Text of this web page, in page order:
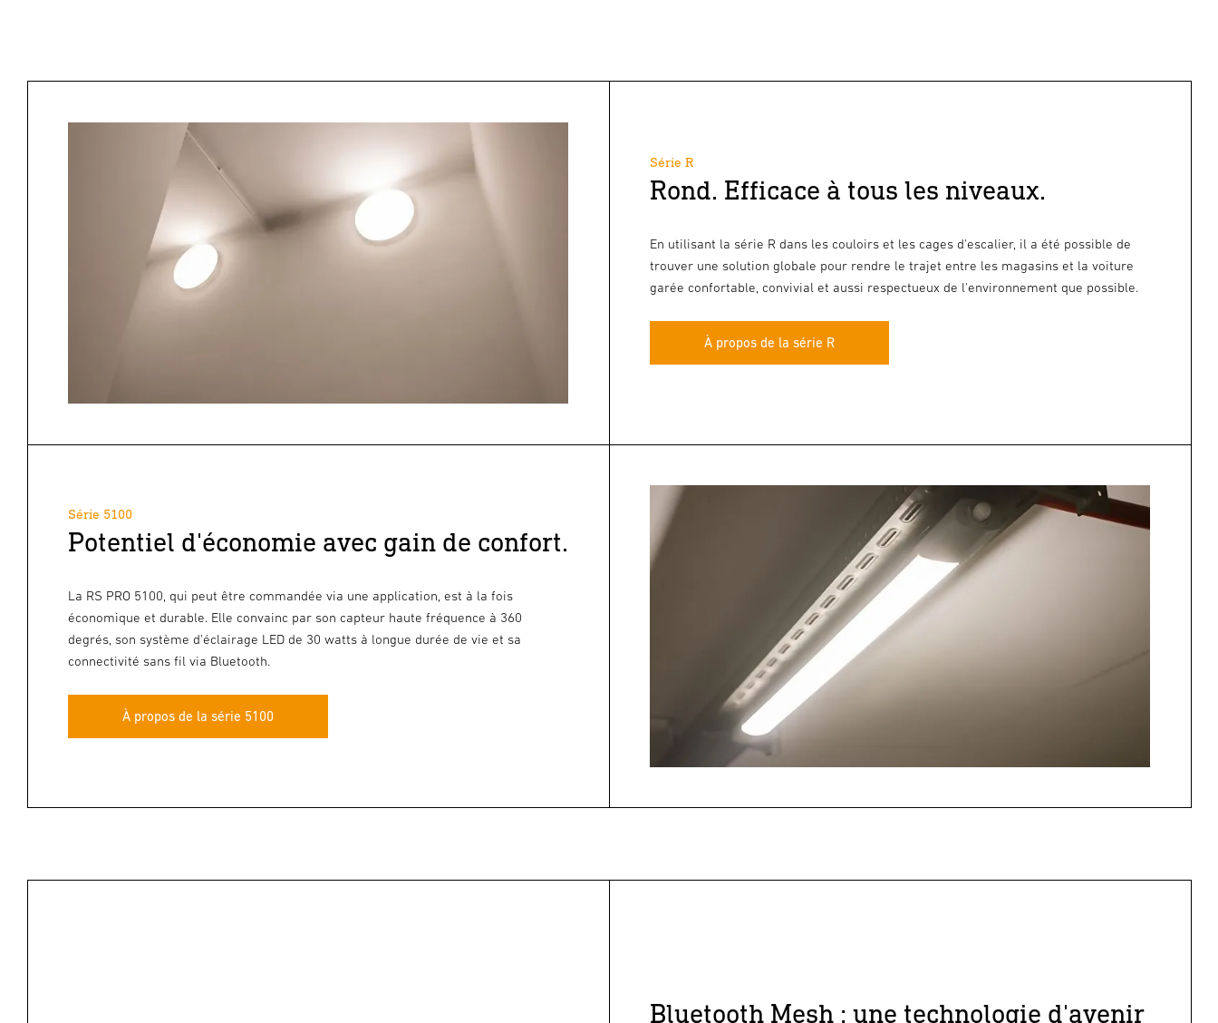
Série R
Rond. Efficace à tous les niveaux.
En utilisant la série R dans les couloirs et les cages d'escalier, il a été possible de
trouver une solution globale pour rendre le trajet entre les magasins et la voiture
garée confortable, convivial et aussi respectueux de l'environnement que possible.
À propos de la série R
Série 5100
Potentiel d'économie avec gain de confort.
La RS PRO 5100, qui peut être commandée via une application, est à la fois
économique et durable. Elle convainc par son capteur haute fréquence à 360
degrés, son système d'éclairage LED de 30 watts à longue durée de vie et sa
connectivité sans fil via Bluetooth.
À propos de la série 5100
Bluetooth Mesh : une technologie d'avenir